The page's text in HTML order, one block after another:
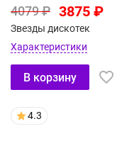
4079 ₽ 3875 ₽
Звезды дискотек
Характеристики
В корзину
4.3